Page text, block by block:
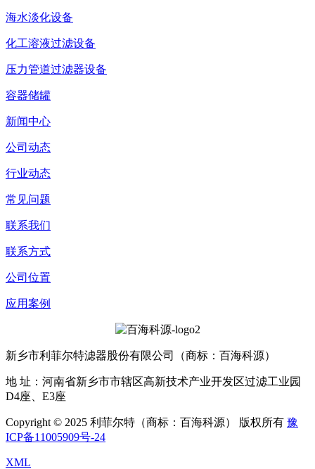
海水淡化设备
化工溶液过滤设备
压力管道过滤器设备
容器储罐
新闻中心
公司动态
行业动态
常见问题
联系我们
联系方式
公司位置
应用案例
新乡市利菲尔特滤器股份有限公司（商标：百海科源）
地 址：河南省新乡市市辖区高新技术产业开发区过滤工业园
D4座、E3座
Copyright © 2025 利菲尔特（商标：百海科源） 版权所有 豫
ICP备11005909号-24
XML